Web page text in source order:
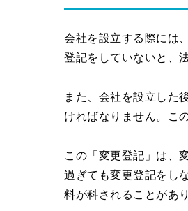
会社を設立する際には
登記をしていないと、
また、会社を設立した
ければなりません。こ
この「変更登記」は、
過ぎても変更登記をし
料が科されることがあ